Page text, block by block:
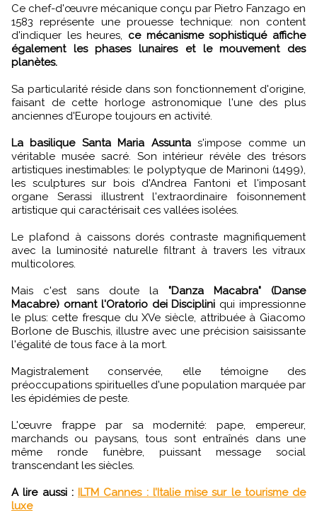
Ce chef-d'œuvre mécanique conçu par Pietro Fanzago en
1583 représente une prouesse technique: non content
d'indiquer les heures, ce mécanisme sophistiqué affiche
également les phases lunaires et le mouvement des
planètes.
Sa particularité réside dans son fonctionnement d'origine,
faisant de cette horloge astronomique l'une des plus
anciennes d'Europe toujours en activité.
La basilique Santa Maria Assuntas'impose comme un
véritable musée sacré. Son intérieur révèle des trésors
artistiques inestimables: le polyptyque de Marinoni (1499),
les sculptures sur bois d'Andrea Fantoni et l'imposant
organe Serassi illustrent l'extraordinaire foisonnement
artistique qui caractérisait ces vallées isolées.
Le plafond à caissons dorés contraste magnifiquement
avec la luminosité naturelle filtrant à travers les vitraux
multicolores.
Mais c'est sans doute la "Danza Macabra" (Danse
Macabre) ornant l'Oratorio dei Disciplini qui impressionne
le plus: cette fresque du XVe siècle, attribuée à Giacomo
Borlone de Buschis, illustre avec une précision saisissante
l'égalité de tous face à la mort.
Magistralement conservée, elle témoigne des
préoccupations spirituelles d'une population marquée par
les épidémies de peste.
L'œuvre frappe par sa modernité: pape, empereur,
marchands ou paysans, tous sont entraînés dans une
même ronde funèbre, puissant message social
transcendant les siècles.
A lire aussi : ILTM Cannes : l’Italie mise sur le tourisme de
luxe